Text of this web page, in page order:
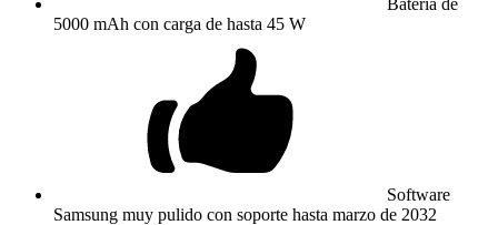
5000 mAh con carga de hasta 45 W
Software
Samsung muy pulido con soporte hasta marzo de 2032